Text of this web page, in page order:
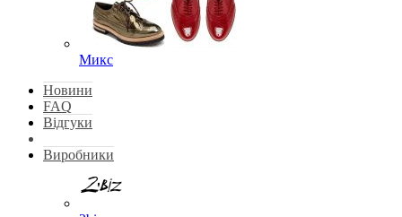
Микс
Новини
FAQ
Відгуки
Виробники